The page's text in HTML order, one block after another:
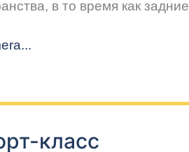
в то время как задние
класс